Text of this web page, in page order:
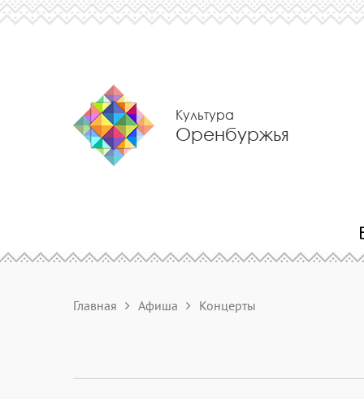
Культура
Оренбуржья
Главная Афиша Концерты